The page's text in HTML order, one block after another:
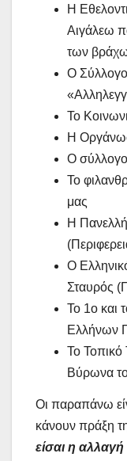
Η
Αιγάλεω
των
Ο
Το
Η
Ο
Το
μας
Η
O
Σταυρός
To 1ο και
Ελλήνων
Το Τοπικό
Βύρωνα
Οι παραπάνω
κάνουν πράξη
είσαι η